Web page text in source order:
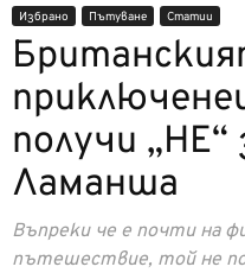
Избрано Пътуване Статии
получи
Ламанша
Въпреки че е почти на
пътешествие, той не